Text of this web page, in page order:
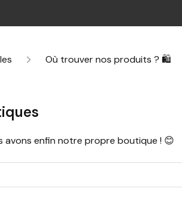
Où trouver nos produits ? 🛍
avons enfin notre propre boutique ! 😊